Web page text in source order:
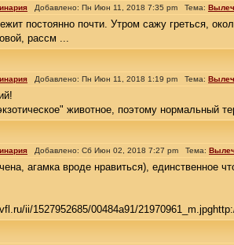
Добавлено: Пн Июн 11, 2018 7:35 pm Тема:
постоянно почти. Утром сажу греться,
рассм ...
Добавлено: Пн Июн 11, 2018 1:19 pm Тема:
животное, поэтому нормальный
Добавлено: Сб Июн 02, 2018 7:27 pm Тема:
агамка вроде нравиться), единственное
ii/1527952685/00484a91/